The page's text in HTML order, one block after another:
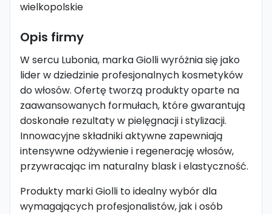
wielkopolskie
Opis firmy
W sercu Lubonia, marka Giolli wyróżnia się jako
lider w dziedzinie profesjonalnych kosmetyków
do włosów. Ofertę tworzą produkty oparte na
zaawansowanych formułach, które gwarantują
doskonałe rezultaty w pielęgnacji i stylizacji.
Innowacyjne składniki aktywne zapewniają
intensywne odżywienie i regenerację włosów,
przywracając im naturalny blask i elastyczność.
Produkty marki Giolli to idealny wybór dla
wymagających profesjonalistów, jak i osób